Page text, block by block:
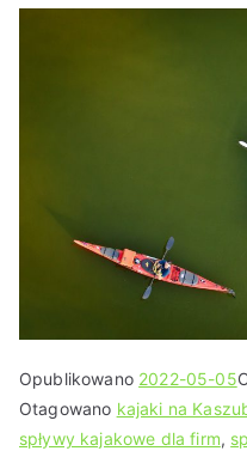
Opublikowano 2022-05-05
Otagowano kajaki na
spływy kajakowe dla firm,